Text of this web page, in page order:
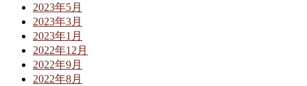
2023年5月
2023年3月
2023年1月
2022年12月
2022年9月
2022年8月